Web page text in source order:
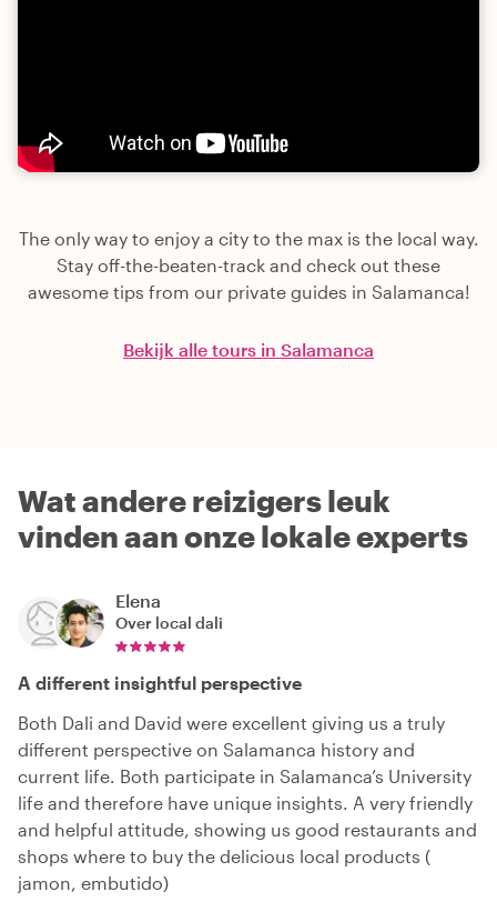
The only way to enjoy a city to the max is the local way.
Stay off-the-beaten-track and check out these
awesome tips from our private guides in Salamanca!
Bekijk alle tours in Salamanca
Wat andere reizigers leuk
vinden aan onze lokale experts
Elena
Over local dali
A different insightful perspective
Both Dali and David were excellent giving us a truly
different perspective on Salamanca history and
current life. Both participate in Salamanca’s University
life and therefore have unique insights. A very friendly
and helpful attitude, showing us good restaurants and
shops where to buy the delicious local products (
jamon, embutido)